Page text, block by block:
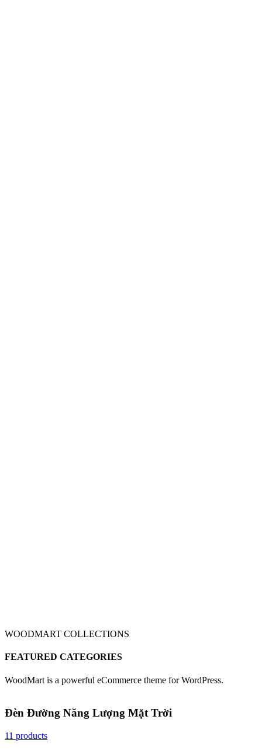
WOODMART COLLECTIONS
FEATURED CATEGORIES
WoodMart is a powerful eCommerce theme for WordPress.
Đèn Đường Năng Lượng Mặt Trời
11 products